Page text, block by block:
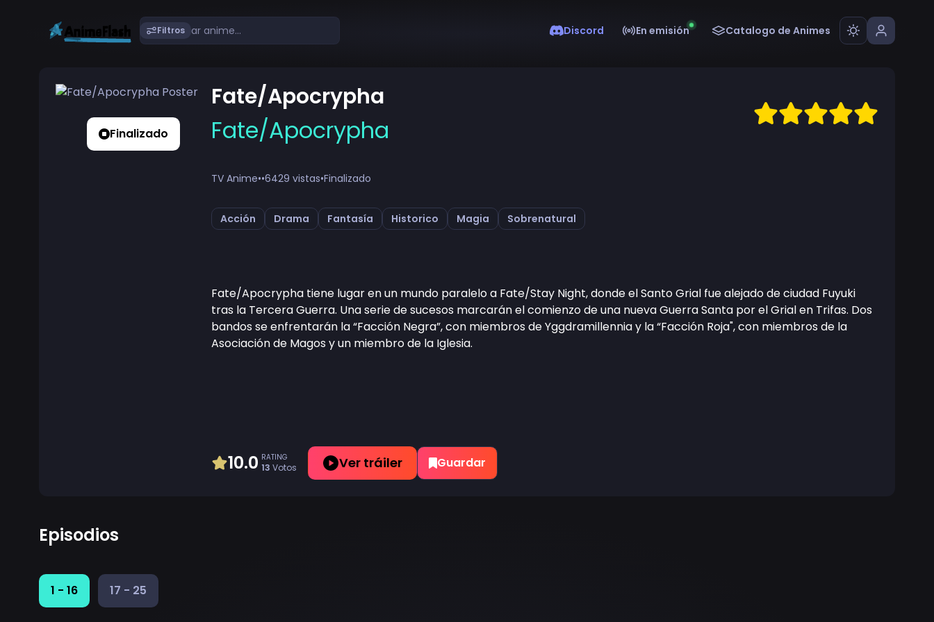
Filtros Discord En emisión Catalogo de Animes
Fate/Apocrypha
Fate/Apocrypha
TV Anime••6429 vistas•Finalizado
Acción Drama Fantasía Historico Magia Sobrenatural
Fate/Apocrypha tiene lugar en un mundo paralelo a Fate/Stay Night, donde el Santo Grial fue alejado de ciudad Fuyuki
tras la Tercera Guerra. Una serie de sucesos marcarán el comienzo de una nueva Guerra Santa por el Grial en Trifas. Dos
bandos se enfrentarán la “Facción Negra”, con miembros de Yggdramillennia y la “Facción Roja", con miembros de la
Asociación de Magos y un miembro de la Iglesia.
10.0 RATING
13 Votos Ver tráiler Guardar
Finalizado
Episodios
1 - 16 17 - 25